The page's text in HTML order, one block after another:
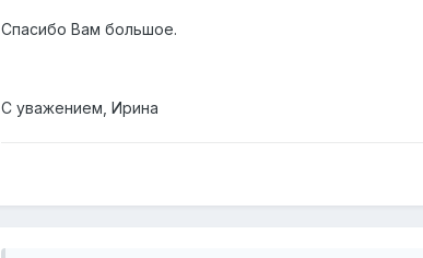
Спасибо Вам большое.
С уважением, Ирина